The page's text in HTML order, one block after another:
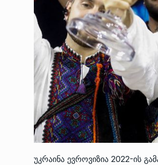
უკრაინა ევროვიზია 2022-ის